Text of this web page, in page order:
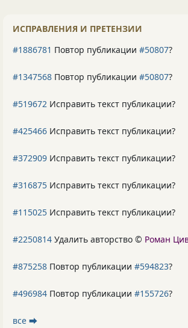
ИСПРАВЛЕНИЯ И ПРЕТЕНЗИИ
#1886781 Повтор публикации #50807?
#1347568 Повтор публикации #50807?
#519672 Исправить текст публикации?
#425466 Исправить текст публикации?
#372909 Исправить текст публикации?
#316875 Исправить текст публикации?
#115025 Исправить текст публикации?
#2250814 Удалить авторство © Роман
#875258 Повтор публикации #594823?
#496984 Повтор публикации #155726?
все ⮕